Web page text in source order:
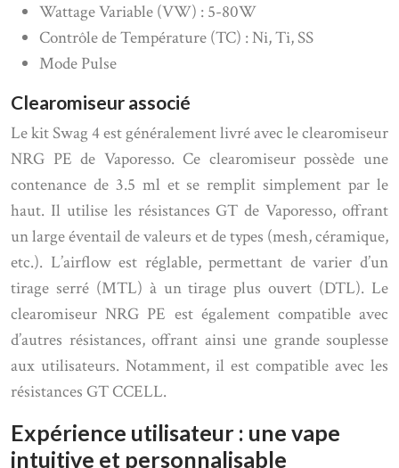
Wattage Variable (VW) : 5-80W
Contrôle de Température (TC) : Ni, Ti, SS
Mode Pulse
Clearomiseur associé
Le kit Swag 4 est généralement livré avec le clearomiseur
NRG PE de Vaporesso. Ce clearomiseur possède une
contenance de 3.5 ml et se remplit simplement par le
haut. Il utilise les résistances GT de Vaporesso, offrant
un large éventail de valeurs et de types (mesh, céramique,
etc.). L’airflow est réglable, permettant de varier d’un
tirage serré (MTL) à un tirage plus ouvert (DTL). Le
clearomiseur NRG PE est également compatible avec
d’autres résistances, offrant ainsi une grande souplesse
aux utilisateurs. Notamment, il est compatible avec les
résistances GT CCELL.
Expérience utilisateur : une vape
intuitive et personnalisable